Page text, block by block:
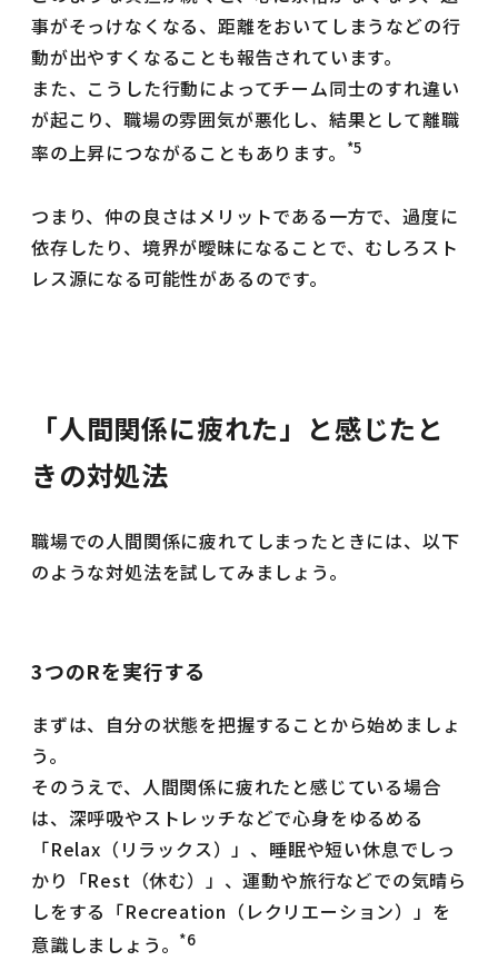
事がそっけなくなる、距離をおいてしまうなどの行
動が出やすくなることも報告されています。
また、こうした行動によってチーム同士のすれ違い
が起こり、職場の雰囲気が悪化し、結果として離職
率の上昇につながることもあります。
*5
つまり、仲の良さはメリットである一方で、過度に
依存したり、境界が曖昧になることで、むしろスト
レス源になる可能性があるのです。
「人間関係に疲れた」と感じたと
きの対処法
職場での人間関係に疲れてしまったときには、以下
のような対処法を試してみましょう。
3つのRを実行する
まずは、自分の状態を把握することから始めましょ
う。
そのうえで、人間関係に疲れたと感じている場合
は、深呼吸やストレッチなどで心身をゆるめる
「Relax（リラックス）」、睡眠や短い休息でしっ
かり「Rest（休む）」、運動や旅行などでの気晴ら
しをする「Recreation（レクリエーション）」を
意識しましょう。 *6